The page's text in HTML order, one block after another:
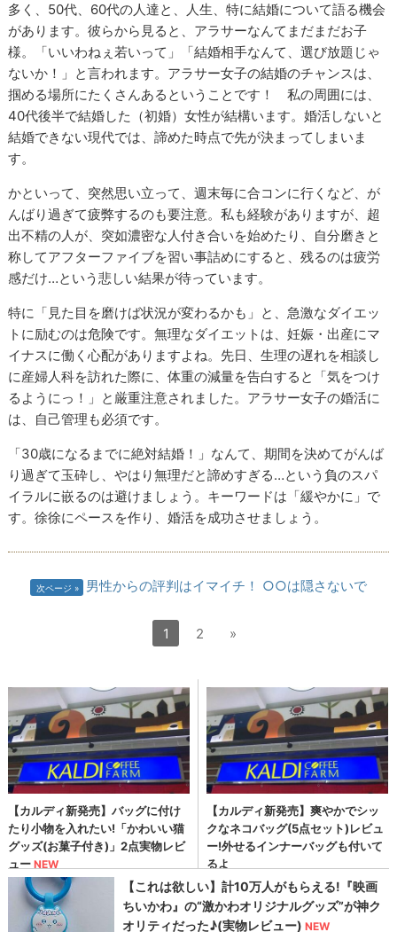
多く、50代、60代の人達と、人生、特に結婚について語る機会
があります。彼らから見ると、アラサーなんてまだまだお子
様。「いいわねぇ若いって」「結婚相手なんて、選び放題じゃ
ないか！」と言われます。アラサー女子の結婚のチャンスは、
掴める場所にたくさんあるということです！ 私の周囲には、
40代後半で結婚した（初婚）女性が結構います。婚活しないと
結婚できない現代では、諦めた時点で先が決まってしまいま
す。
かといって、突然思い立って、週末毎に合コンに行くなど、が
んばり過ぎて疲弊するのも要注意。私も経験がありますが、超
出不精の人が、突如濃密な人付き合いを始めたり、自分磨きと
称してアフターファイブを習い事詰めにすると、残るのは疲労
感だけ…という悲しい結果が待っています。
特に「見た目を磨けば状況が変わるかも」と、急激なダイエッ
トに励むのは危険です。無理なダイエットは、妊娠・出産にマ
イナスに働く心配がありますよね。先日、生理の遅れを相談し
に産婦人科を訪れた際に、体重の減量を告白すると「気をつけ
るようにっ！」と厳重注意されました。アラサー女子の婚活に
は、自己管理も必須です。
「30歳になるまでに絶対結婚！」なんて、期間を決めてがんば
り過ぎて玉砕し、やはり無理だと諦めすぎる…という負のスパ
イラルに嵌るのは避けましょう。キーワードは「緩やかに」で
す。徐徐にペースを作り、婚活を成功させましょう。
次ページ 男性からの評判はイマイチ！ ○○は隠さないで
1 2 »